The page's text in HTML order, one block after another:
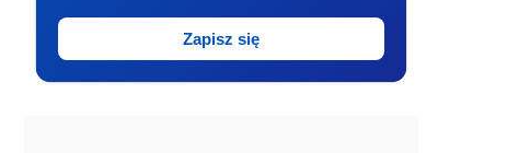
Zapisz się